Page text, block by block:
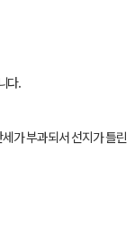
다.
가 부과되서 선지가 틀린